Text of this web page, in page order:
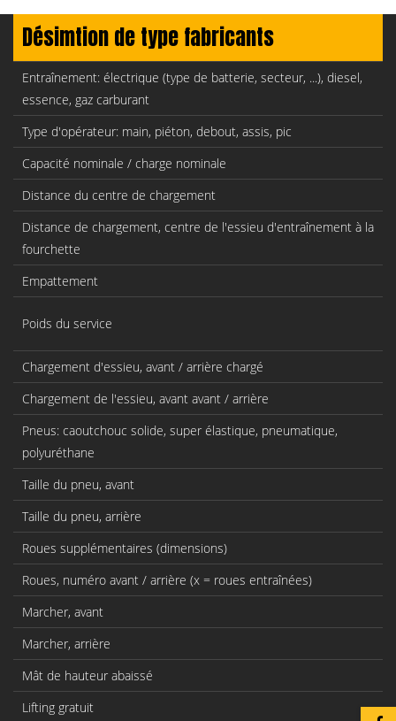
Désimtion de type fabricants
Entraînement: électrique (type de batterie, secteur, ...), diesel,
essence, gaz carburant
Type d'opérateur: main, piéton, debout, assis, pic
Capacité nominale / charge nominale
Distance du centre de chargement
Distance de chargement, centre de l'essieu d'entraînement à la
fourchette
Empattement
Poids du service
Chargement d'essieu, avant / arrière chargé
Chargement de l'essieu, avant avant / arrière
Pneus: caoutchouc solide, super élastique, pneumatique,
polyuréthane
Taille du pneu, avant
Taille du pneu, arrière
Roues supplémentaires (dimensions)
Roues, numéro avant / arrière (x = roues entraînées)
Marcher, avant
Marcher, arrière
Mât de hauteur abaissé
Lifting gratuit